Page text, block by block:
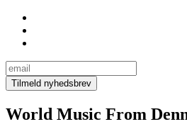
World Music From